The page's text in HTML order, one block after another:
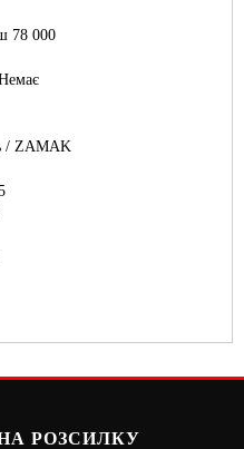
78 000
/ ZAMAK
РОЗСИЛКУ